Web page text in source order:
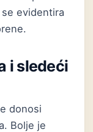
evidentira
i sledeći
donosi
Bolje je